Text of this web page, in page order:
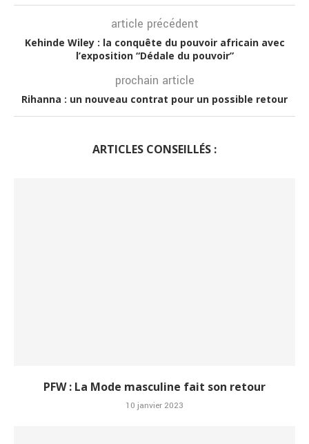
article précédent
Kehinde Wiley : la conquête du pouvoir africain avec
l’exposition “Dédale du pouvoir”
prochain article
Rihanna : un nouveau contrat pour un possible retour
ARTICLES CONSEILLÉS :
PFW : La Mode masculine fait son retour
10 janvier 2023